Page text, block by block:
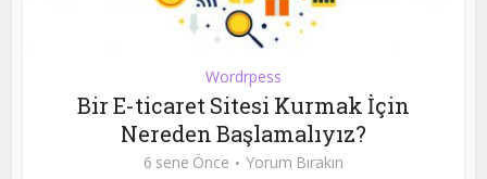
Wordrpess
Bir E-ticaret Sitesi Kurmak İçin
Nereden Başlamalıyız?
6 sene Önce Yorum Bırakın